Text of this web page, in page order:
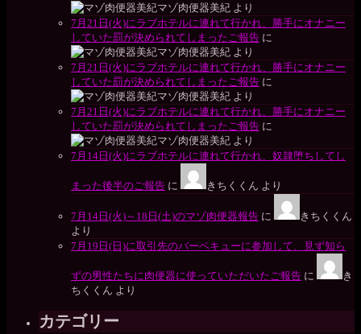
マゾ肉便器美紀 より
7月21日(火)にラブホテルに連れて行かれ、勝手にオナニー
していた罰が決められてしまったご報告 に
マゾ肉便器美紀 より
7月21日(火)にラブホテルに連れて行かれ、勝手にオナニー
していた罰が決められてしまったご報告 に
マゾ肉便器美紀 より
7月21日(火)にラブホテルに連れて行かれ、勝手にオナニー
していた罰が決められてしまったご報告 に
マゾ肉便器美紀 より
7月14日(火)にラブホテルに連れて行かれ、奴隷堕ちしてし
まった後半のご報告 に きちくくん より
7月14日(火)～18日(土)のマゾ肉便器報告 に
きちくくん
より
7月19日(日)に取引先のバーベキューに参加して、見ず知ら
ずの男性たちに肉便器に使っていただいたご報告 に
き
ちくくん より
カテゴリー